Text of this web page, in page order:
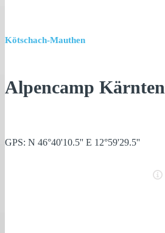
Kötschach-Mauthen
Alpencamp Kärnten
GPS: N 46°40'10.5'' E 12°59'29.5''